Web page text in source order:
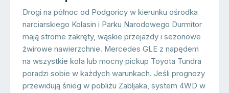
Drogi na północ od Podgoricy w kierunku ośrodka
narciarskiego Kolasin i Parku Narodowego Durmitor
mają strome zakręty, wąskie przejazdy i sezonowe
żwirowe nawierzchnie. Mercedes GLE z napędem
na wszystkie koła lub mocny pickup Toyota Tundra
poradzi sobie w każdych warunkach. Jeśli prognozy
przewidują śnieg w pobliżu Zabljaka, system 4WD w